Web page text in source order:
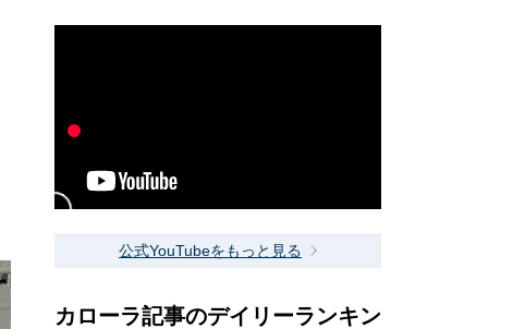
公式YouTubeをもっと見る
カローラ記事のデイリーランキン